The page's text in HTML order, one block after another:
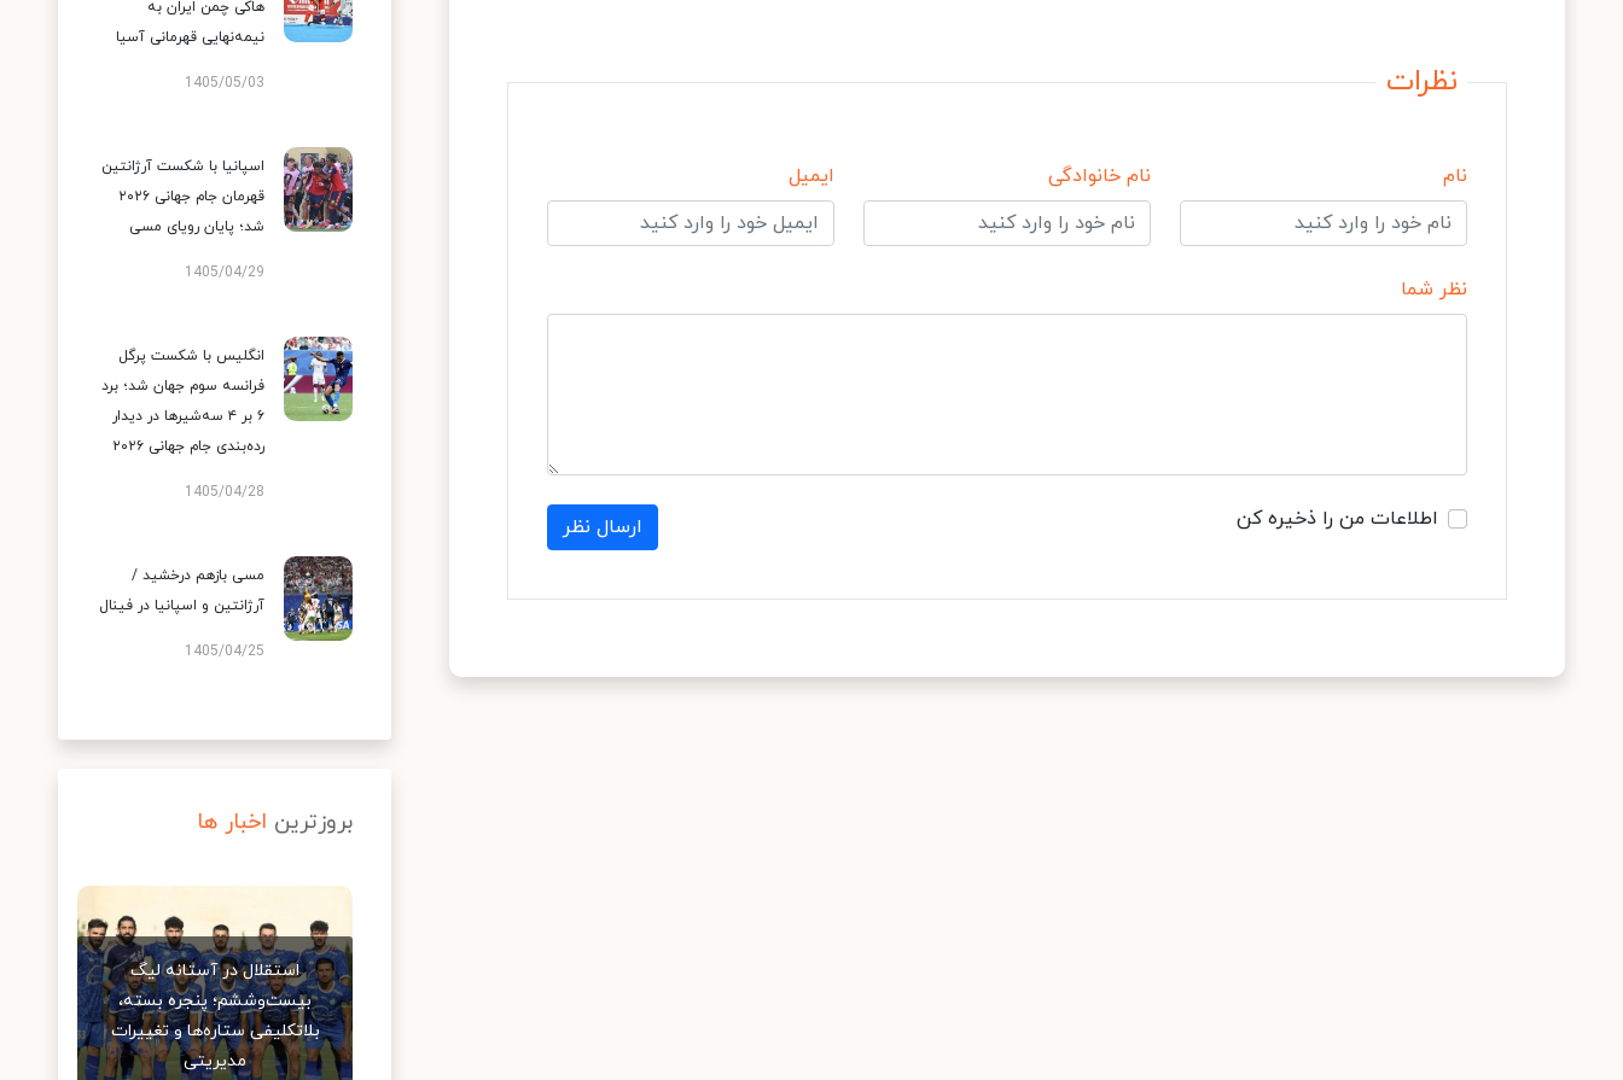
نظرات
نام نام خانوادگی ایمیل
نظر شما
اطلاعات من را ذخیره کن ارسال نظر
هاکی چمن ایران به
نیمه‌نهایی قهرمانی آسیا
1405/05/03
اسپانیا با شکست آرژانتین
قهرمان جام جهانی ۲۰۲۶
شد؛ پایان رویای مسی
1405/04/29
انگلیس با شکست پرگل
فرانسه سوم جهان شد؛ برد
۶ بر ۴ سه‌شیرها در دیدار
رده‌بندی جام جهانی ۲۰۲۶
1405/04/28
مسی بازهم درخشید /
آرژانتین و اسپانیا در فینال
1405/04/25
بروزترین اخبار ها
استقلال در آستانه لیگ
بیست‌وششم؛ پنجره بسته،
بلاتکلیفی ستاره‌ها و تغییرات
مدیریتی